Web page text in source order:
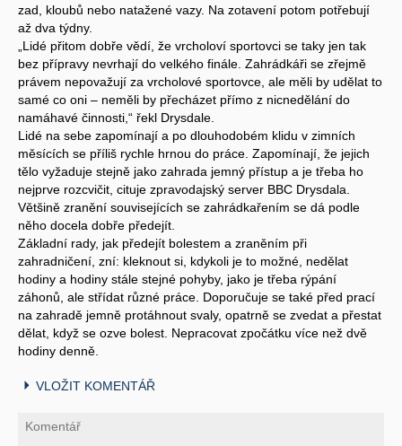
zad, kloubů nebo natažené vazy. Na zotavení potom potřebují
až dva týdny.
„Lidé přitom dobře vědí, že vrcholoví sportovci se taky jen tak
bez přípravy nevrhají do velkého finále. Zahrádkáři se zřejmě
právem nepovažují za vrcholové sportovce, ale měli by udělat to
samé co oni – neměli by přecházet přímo z nicnedělání do
namáhavé činnosti,“ řekl Drysdale.
Lidé na sebe zapomínají a po dlouhodobém klidu v zimních
měsících se příliš rychle hrnou do práce. Zapomínají, že jejich
tělo vyžaduje stejně jako zahrada jemný přístup a je třeba ho
nejprve rozcvičit, cituje zpravodajský server BBC Drysdala.
Většině zranění souvisejících se zahrádkařením se dá podle
něho docela dobře předejít.
Základní rady, jak předejít bolestem a zraněním při
zahradničení, zní: kleknout si, kdykoli je to možné, nedělat
hodiny a hodiny stále stejné pohyby, jako je třeba rýpání
záhonů, ale střídat různé práce. Doporučuje se také před prací
na zahradě jemně protáhnout svaly, opatrně se zvedat a přestat
dělat, když se ozve bolest. Nepracovat zpočátku více než dvě
hodiny denně.
VLOŽIT KOMENTÁŘ